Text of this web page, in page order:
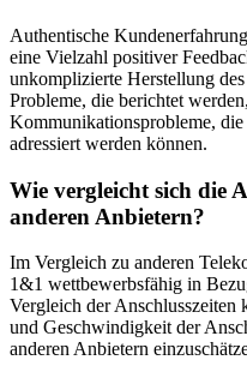
Authentische
eine Vielzahl positiver
unkomplizierte Herstellung
Probleme, die berichtet
Kommunikationsprobleme,
adressiert werden können.
Wie vergleicht sich die
anderen Anbietern?
Im Vergleich zu anderen
1&1 wettbewerbsfähig in
Vergleich der
und Geschwindigkeit der
anderen Anbietern